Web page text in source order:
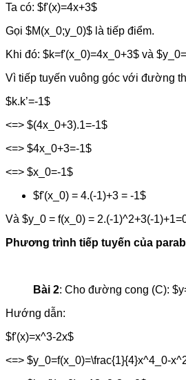
Ta có: $f'(x)=4x+3$
Gọi $M(x_0;y_0)$ là tiếp điểm.
Khi đó: $k=f'(x_0)=4x_0+3$ và
Vì tiếp tuyến vuông góc với đường
$k.k’=-1$
<=> $(4x_0+3).1=-1$
<=> $4x_0+3=-1$
<=> $x_0=-1$
$f'(x_0) = 4.(-1)+3 = -1$
Và $y_0 = f(x_0) = 2.(-1)^2+3(-
Phương trình tiếp tuyến của
Bài 2: Cho đường cong (C):
Hướng dẫn:
$f'(x)=x^3-2x$
<=> $y_0=f(x_0)=\frac{1}{4}x^4_0-